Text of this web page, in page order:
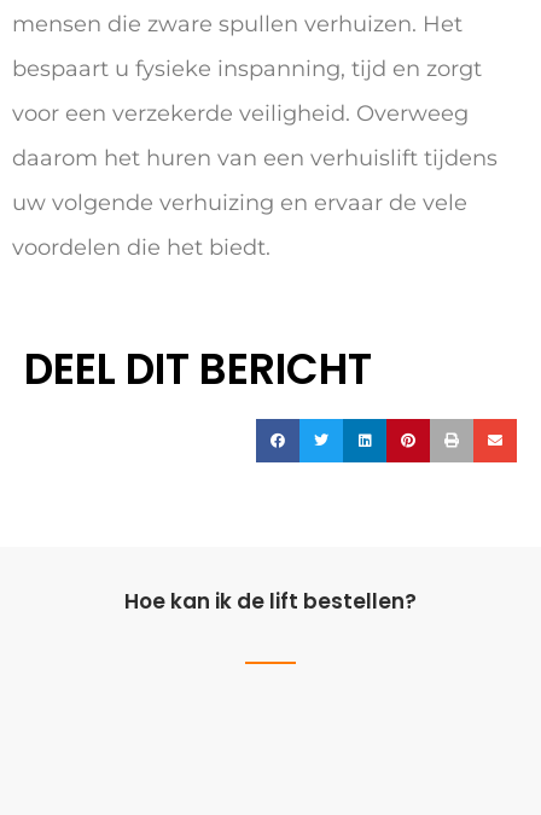
mensen die zware spullen verhuizen. Het
bespaart u fysieke inspanning, tijd en zorgt
voor een verzekerde veiligheid. Overweeg
daarom het huren van een verhuislift tijdens
uw volgende verhuizing en ervaar de vele
voordelen die het biedt.
DEEL DIT BERICHT
Hoe kan ik de lift bestellen?